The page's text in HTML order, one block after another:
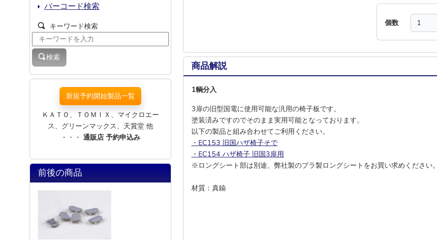
個数
商品解説
1輌分入
3扉の旧型国電に使用可能な汎用の椅子板です。
塗装済みですのでそのまま実用可能となっております。
以下の製品と組み合わせてご利用ください。
・EC153 旧国ハザ椅子そで
・EC154 ハザ椅子 旧国3扉用
※ロングシート部は別途、弊社製のプラ製ロングシートをお買い求めください。
材質：真鍮
バーコード検索
キーワード検索
検索
新規予約開始製品一覧
ＫＡＴＯ、ＴＯＭＩＸ、マイクロエー
ス、グリーンマックス、天賞堂 他
・・・ 通販店 予約申込み
前後の商品